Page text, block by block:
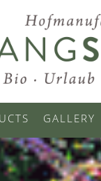
GALLERY